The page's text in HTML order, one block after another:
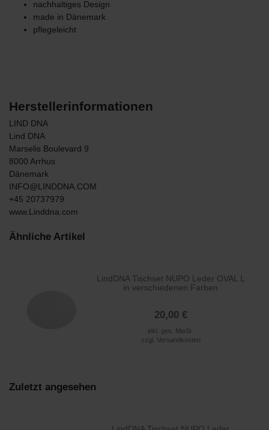
nachhaltiges Design
made in Dänemark
pflegeleicht
Herstellerinformationen
LIND DNA
Lind DNA
Marselis Boulevard 9
8000 Arrhus
Dänemark
INFO@LINDDNA.COM
+45 20737979
www.Linddna.com
Ähnliche Artikel
LindDNA Tischset NUPO Leder OVAL L
in verschiedenen Farben
20,00 €
inkl. ges. MwSt.
zzgl. Versandkosten
Zuletzt angesehen